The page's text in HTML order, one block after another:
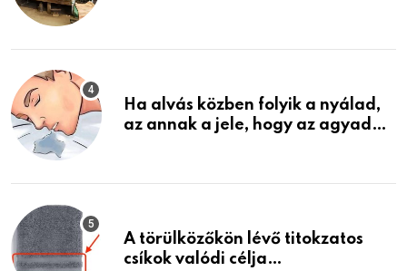
életemet
Ha alvás közben folyik a nyálad,
az annak a jele, hogy az agyad…
A törülközőkön lévő titokzatos
csíkok valódi célja…